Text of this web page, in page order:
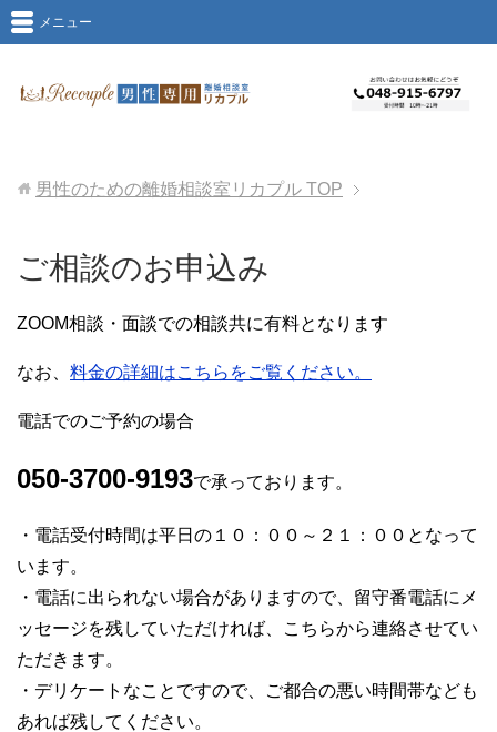
メニュー
男性のための離婚相談室リカプル TOP
ご相談のお申込み
ZOOM相談・面談での相談共に有料となります
なお、 料金の詳細はこちらをご覧ください。
電話でのご予約の場合
050-3700-9193で承っております。
・電話受付時間は平日の１０：００～２１：００となって
います。
・電話に出られない場合がありますので、留守番電話にメ
ッセージを残していただければ、こちらから連絡させてい
ただきます。
・デリケートなことですので、ご都合の悪い時間帯なども
あれば残してください。